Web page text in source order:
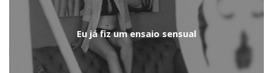
Eu já fiz um ensaio sensual